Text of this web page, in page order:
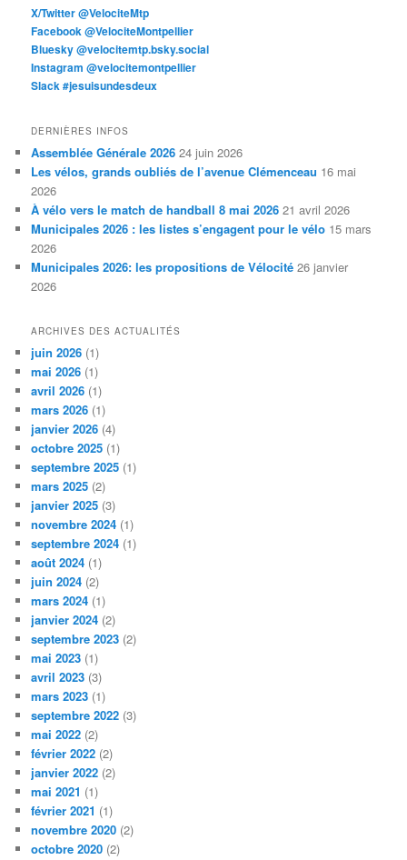
X/Twitter @VelociteMtp
Facebook @VelociteMontpellier
Bluesky @velocitemtp.bsky.social
Instagram @velocitemontpellier
Slack #jesuisundesdeux
DERNIÈRES INFOS
Assemblée Générale 2026 24 juin 2026
Les vélos, grands oubliés de l’avenue Clémenceau 16 mai
2026
À vélo vers le match de handball 8 mai 2026 21 avril 2026
Municipales 2026 : les listes s’engagent pour le vélo 15 mars
2026
Municipales 2026: les propositions de Vélocité 26 janvier
2026
ARCHIVES DES ACTUALITÉS
juin 2026 (1)
mai 2026 (1)
avril 2026 (1)
mars 2026 (1)
janvier 2026 (4)
octobre 2025 (1)
septembre 2025 (1)
mars 2025 (2)
janvier 2025 (3)
novembre 2024 (1)
septembre 2024 (1)
août 2024 (1)
juin 2024 (2)
mars 2024 (1)
janvier 2024 (2)
septembre 2023 (2)
mai 2023 (1)
avril 2023 (3)
mars 2023 (1)
septembre 2022 (3)
mai 2022 (2)
février 2022 (2)
janvier 2022 (2)
mai 2021 (1)
février 2021 (1)
novembre 2020 (2)
octobre 2020 (2)